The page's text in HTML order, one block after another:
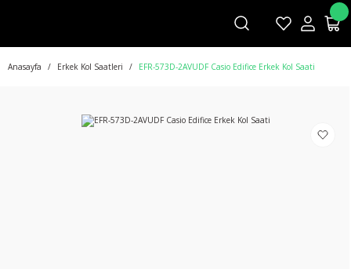
Anasayfa Erkek Kol Saatleri EFR-573D-2AVUDF Casio Edifice Erkek Kol Saati